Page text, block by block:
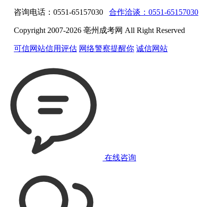
咨询电话：0551-65157030 合作洽谈：0551-65157030
Copyright 2007-2026 亳州成考网 All Right Reserved
可信网站信用评估 网络警察提醒你 诚信网站
在线咨询